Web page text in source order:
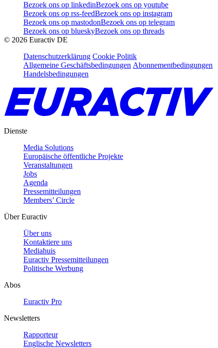
Bezoek ons op linkedinBezoek ons op youtube
Bezoek ons op rss-feedBezoek ons op instagram
Bezoek ons op mastodonBezoek ons op telegram
Bezoek ons op blueskyBezoek ons op threads
© 2026 Euractiv DE
Datenschutzerklärung Cookie Politik
Allgemeine Geschäftsbedingungen Abonnementbedingungen
Handelsbedingungen
Dienste
Media Solutions
Europäische öffentliche Projekte
Veranstaltungen
Jobs
Agenda
Pressemitteilungen
Members’ Circle
Über Euractiv
Über uns
Kontaktiere uns
Mediahuis
Euractiv Pressemitteilungen
Politische Werbung
Abos
Euractiv Pro
Newsletters
Rapporteur
Englische Newsletters